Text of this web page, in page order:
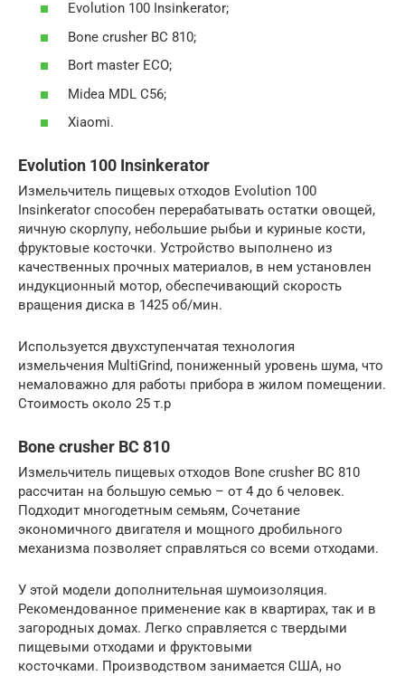
Evolution 100 Insinkerator;
Bone crusher BC 810;
Bort master ECO;
Midea MDL C56;
Xiaomi.
Evolution 100 Insinkerator
Измельчитель пищевых отходов Evolution 100
Insinkerator cпособен перерабатывать остатки овощей,
яичную скорлупу, небольшие рыбьи и куриные кости,
фруктовые косточки. Устройство выполнено из
качественных прочных материалов, в нем установлен
индукционный мотор, обеспечивающий скорость
вращения диска в 1425 об/мин.
Используется двухступенчатая технология
измельчения MultiGrind, пониженный уровень шума, что
немаловажно для работы прибора в жилом помещении.
Стоимость около 25 т.р
Bone crusher BC 810
Измельчитель пищевых отходов Bone crusher BC 810
рассчитан на большую семью – от 4 до 6 человек.
Подходит многодетным семьям, Сочетание
экономичного двигателя и мощного дробильного
механизма позволяет справляться со всеми отходами.
У этой модели дополнительная шумоизоляция.
Рекомендованное применение как в квартирах, так и в
загородных домах. Легко справляется с твердыми
пищевыми отходами и фруктовыми
косточками. Производством занимается США, но